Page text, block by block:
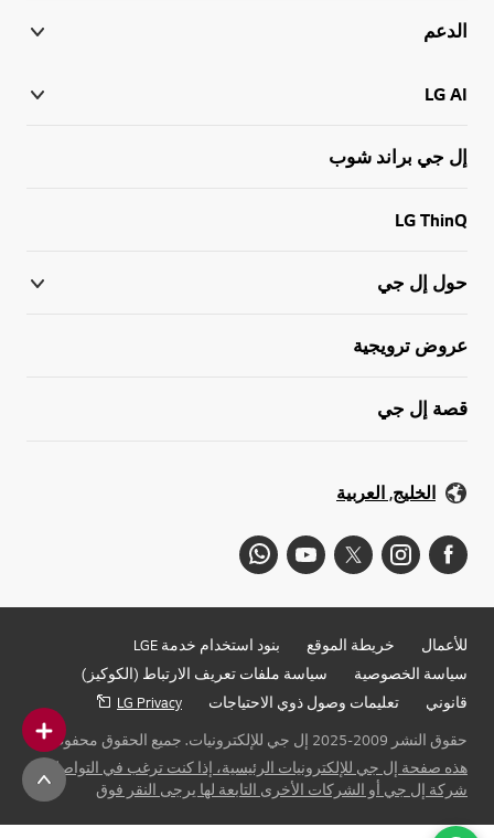
الدعم
LG AI
إل جي براند شوب
LG ThinQ
حول إل جي
عروض ترويجية
قصة إل جي
الخليج, العربية
للأعمال خريطة الموقع
بنود استخدام خدمة LGE
سياسة الخصوصية
سياسة ملفات تعريف الارتباط (الكوكيز)
قانوني
تعليمات وصول ذوي الاحتياجات
LG Privacy
حقوق النشر 2009-2025 إل جي للإلكترونيات. جميع الحقوق محفوظة
هذه صفحة إل جي للإلكترونيات الرئيسية، إذا كنت ترغب في التواصل مع
شركة إل جي أو الشركات الأخرى التابعة لها يرجى النقر فوق